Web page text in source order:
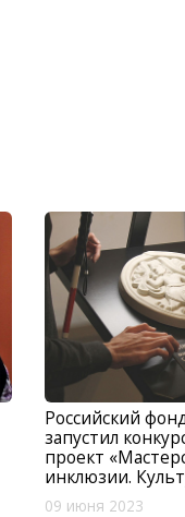
Российский
запустил
проект
инклюзии.
09 июня 2023